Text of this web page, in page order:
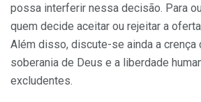
possa interferir nessa decisão. Para
quem decide aceitar ou rejeitar a
Além disso, discute-se ainda a crença
soberania de Deus e a liberdade
excludentes.